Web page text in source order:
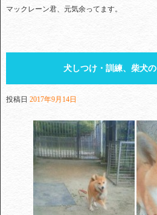
マックレーン君、元気余ってます。
犬しつけ・訓練、柴犬
投稿日 2017年9月14日